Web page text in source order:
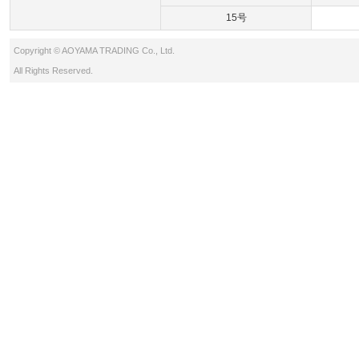
15号
Copyright © AOYAMA TRADING Co., Ltd.
All Rights Reserved.